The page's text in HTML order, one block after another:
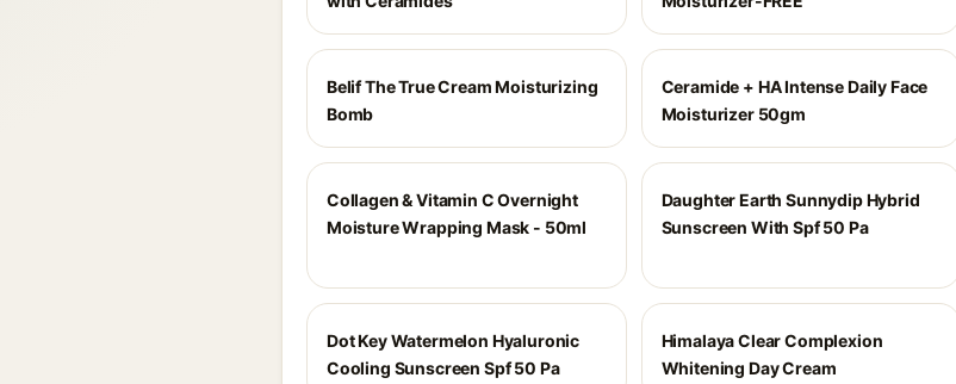
Belif The True Cream Moisturizing
Bomb
Ceramide + HA Intense Daily Face
Moisturizer 50gm
Collagen & Vitamin C Overnight
Moisture Wrapping Mask - 50ml
Daughter Earth Sunnydip Hybrid
Sunscreen With Spf 50 Pa
Dot Key Watermelon Hyaluronic
Cooling Sunscreen Spf 50 Pa
Himalaya Clear Complexion
Whitening Day Cream